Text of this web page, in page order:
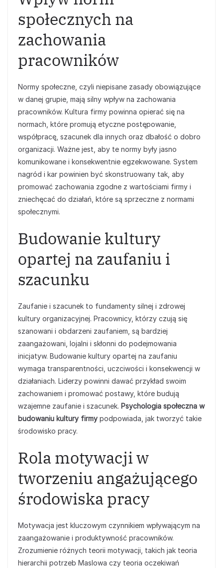
społecznych na
zachowania
pracowników
Normy społeczne, czyli niepisane zasady obowiązujące
w danej grupie, mają silny wpływ na zachowania
pracowników. Kultura firmy powinna opierać się na
normach, które promują etyczne postępowanie,
współpracę, szacunek dla innych oraz dbałość o dobro
organizacji. Ważne jest, aby te normy były jasno
komunikowane i konsekwentnie egzekwowane. System
nagród i kar powinien być skonstruowany tak, aby
promować zachowania zgodne z wartościami firmy i
zniechęcać do działań, które są sprzeczne z normami
społecznymi.
Budowanie kultury
opartej na zaufaniu i
szacunku
Zaufanie i szacunek to fundamenty silnej i zdrowej
kultury organizacyjnej. Pracownicy, którzy czują się
szanowani i obdarzeni zaufaniem, są bardziej
zaangażowani, lojalni i skłonni do podejmowania
inicjatyw. Budowanie kultury opartej na zaufaniu
wymaga transparentności, uczciwości i konsekwencji w
działaniach. Liderzy powinni dawać przykład swoim
zachowaniem i promować postawy, które budują
wzajemne zaufanie i szacunek. Psychologia społeczna w
budowaniu kultury firmy podpowiada, jak tworzyć takie
środowisko pracy.
Rola motywacji w
tworzeniu angażującego
środowiska pracy
Motywacja jest kluczowym czynnikiem wpływającym na
zaangażowanie i produktywność pracowników.
Zrozumienie różnych teorii motywacji, takich jak teoria
hierarchii potrzeb Maslowa czy teoria oczekiwań